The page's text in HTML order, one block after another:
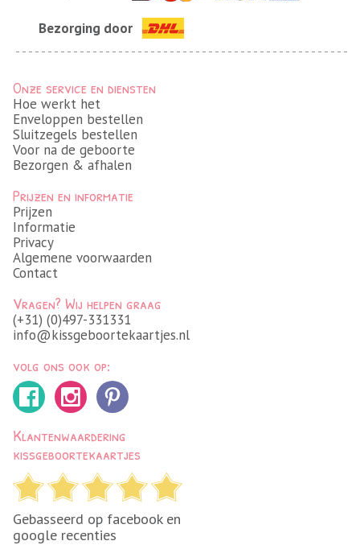
Bezorging door
Onze service en diensten
Hoe werkt het
Enveloppen bestellen
Sluitzegels bestellen
Voor na de geboorte
Bezorgen & afhalen
Prijzen en informatie
Prijzen
Informatie
Privacy
Algemene voorwaarden
Contact
Vragen? Wij helpen graag
(+31) (0)497-331331
info@kissgeboortekaartjes.nl
volg ons ook op:
Klantenwaardering
kissgeboortekaartjes
Gebasseerd op facebook en
google recenties